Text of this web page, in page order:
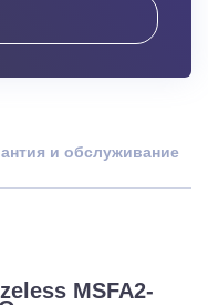
и обслуживание
MSFA2-